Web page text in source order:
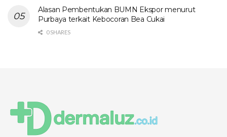
Alasan Pembentukan BUMN Ekspor menurut
Purbaya terkait Kebocoran Bea Cukai
0 SHARES